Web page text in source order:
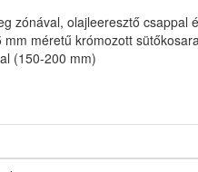
zónával, olajleeresztő
méretű krómozott
(150-200 mm)